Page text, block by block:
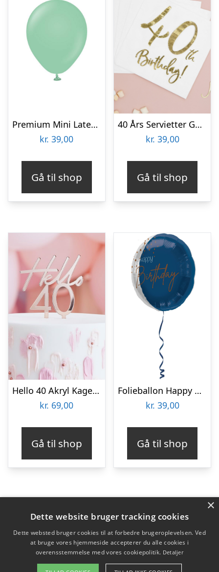
Premium Mini Latexballoner Mintgrøn
kr. 39,00
Gå til shop
40 Års Servietter Guld/Hvid
kr. 39,00
Gå til shop
Hello 40 Akryl Kagetopper Rosaguld
kr. 69,00
Gå til shop
Folieballon Happy Birthday True Blue
kr. 39,00
Gå til shop
Varekategorier
Produkter
×
Dette website bruger tracking cookies
Dette websted bruger cookies til at forbedre brugeroplevelsen. Ved
at bruge vores hjemmeside accepterer du alle cookies i
overensstemmelse med vores cookiepolitik. Detaljer